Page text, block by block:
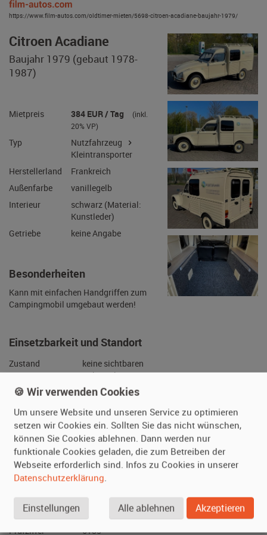
https://www.film-autos.com/oldtimer-mieten/5698-citroen-acadiane-baujahr-1979/
Citroen Acadiane
Baujahr 1979 (gebaut 1978-
1987)
384 EUR / Tag
20% VP)
Nutzfahrzeug
Kleintransporter
Herstellerland
Frankreich
Außenfarbe
vanillegelb
Interieur
schwarz (Material:
Kunstleder)
Besonderheiten
Campingmobil umgebaut werden!
Gebrauchsspuren
Fahrbereit
ja
Daueranmeldung
ja
Standort
Vorpommern
(Deutschland)
Nutzung
Der Darsteller
darf das
🍪 Wir verwenden Cookies
Um unsere Website und unseren Service zu optimieren
setzen wir Cookies ein. Sollten Sie das nicht wünschen,
können Sie Cookies ablehnen. Dann werden nur
funktionale Cookies geladen, die zum Betreiben der
Webseite erforderlich sind. Infos zu Cookies in unserer
Datenschutzerklärung.
Einstellungen Alle ablehnen Akzeptieren